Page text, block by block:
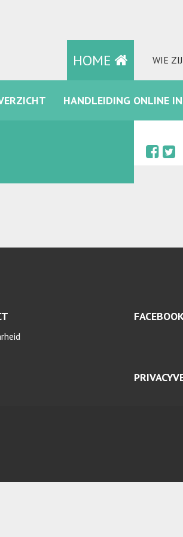
HOME WIE
HANDLEIDING ONLINE